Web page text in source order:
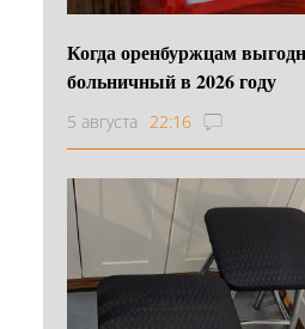
Когда оренбуржцам
больничный в 2026 году
5 августа 22:16